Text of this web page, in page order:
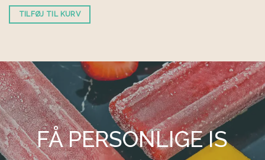
TILFØJ TIL KURV
FÅ PERSONLIGE IS